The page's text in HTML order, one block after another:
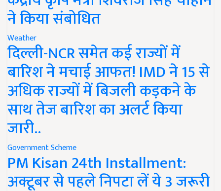
ने किया संबोधित
Weather
दिल्ली-NCR समेत कई राज्यों में
बारिश ने मचाई आफत! IMD ने 15 से
अधिक राज्यों में बिजली कड़कने के
साथ तेज बारिश का अलर्ट किया
जारी..
Government Scheme
PM Kisan 24th Installment:
अक्टूबर से पहले निपटा लें ये 3 जरूरी